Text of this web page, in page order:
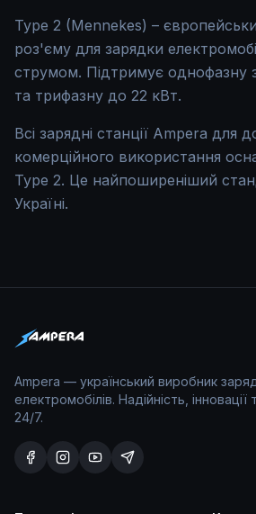
Type 2 (Mennekes) –
роз'єму для зарядки
струмом. Підтримує однофазну
та трифазну до 22 кВт.
Всі зарядні станції Ampera для
комерційного використання
Type 2. Це найпоширеніший
Україні.
Ampera — український виробник
електромобілів. Надійність, інновації
24/7.